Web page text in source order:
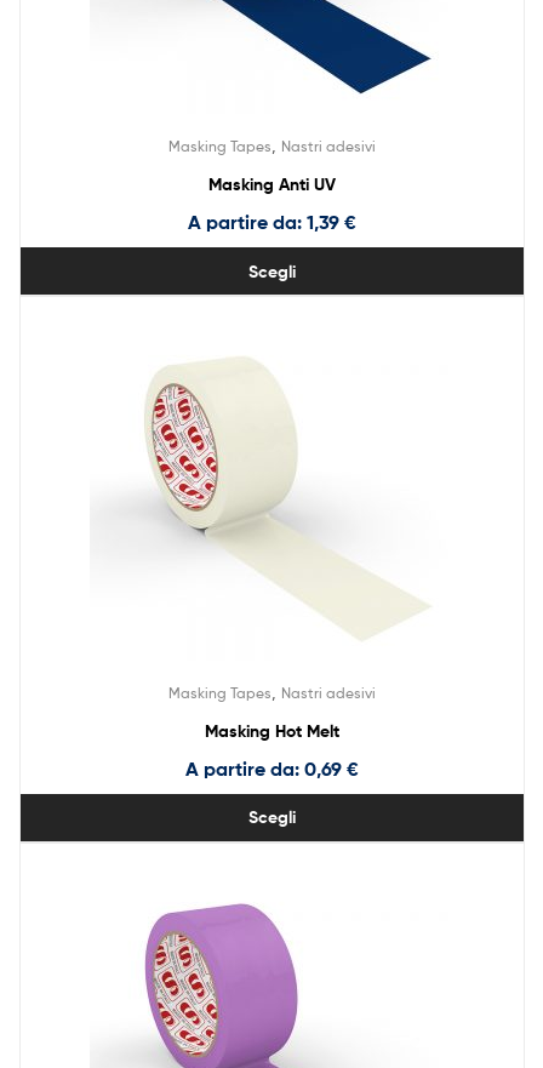
Masking Tapes Nastri adesivi
Masking Anti UV
A partire da: 1,39 €
Scegli
Masking Tapes Nastri adesivi
Masking Hot Melt
A partire da: 0,69 €
Scegli